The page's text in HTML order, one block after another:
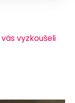
vyzkoušeli